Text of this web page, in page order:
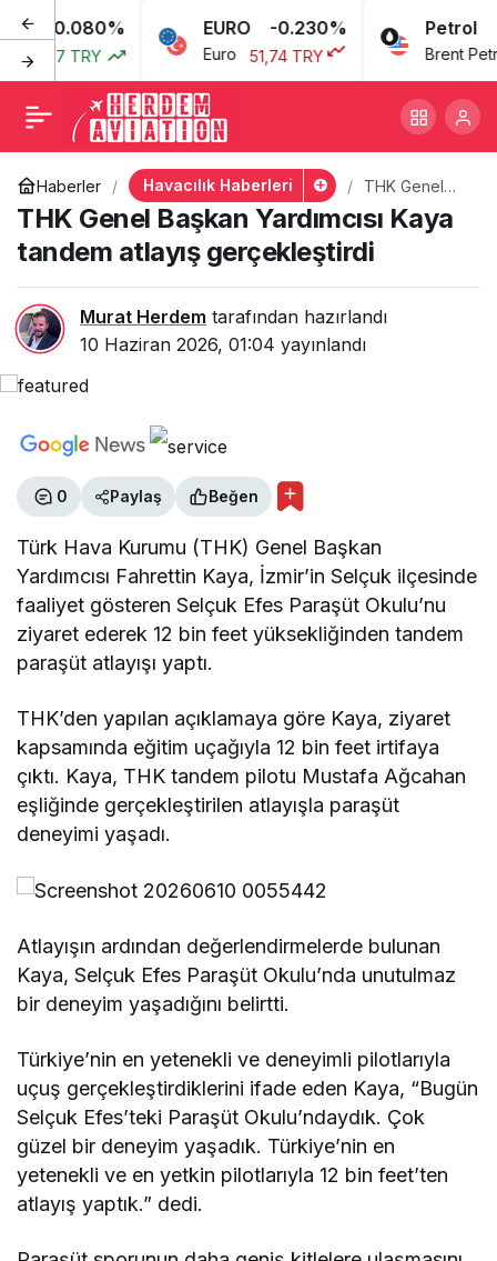
0.080%
TRY
EURO -0.230%
Euro 51,74 TRY
Petrol
Brent Petrol
Haberler Havacılık Haberleri
THK Genel
Başkan
Yardımcısı
Kaya tandem
atlayış
THK Genel Başkan Yardımcısı Kaya
tandem atlayış gerçekleştirdi
Murat Herdem tarafından hazırlandı
10 Haziran 2026, 01:04 yayınlandı
0 Paylaş Beğen
Türk Hava Kurumu (THK) Genel Başkan
Yardımcısı Fahrettin Kaya, İzmir’in Selçuk ilçesinde
faaliyet gösteren Selçuk Efes Paraşüt Okulu’nu
ziyaret ederek 12 bin feet yüksekliğinden tandem
paraşüt atlayışı yaptı.
THK’den yapılan açıklamaya göre Kaya, ziyaret
kapsamında eğitim uçağıyla 12 bin feet irtifaya
çıktı. Kaya, THK tandem pilotu Mustafa Ağcahan
eşliğinde gerçekleştirilen atlayışla paraşüt
deneyimi yaşadı.
Atlayışın ardından değerlendirmelerde bulunan
Kaya, Selçuk Efes Paraşüt Okulu’nda unutulmaz
bir deneyim yaşadığını belirtti.
Türkiye’nin en yetenekli ve deneyimli pilotlarıyla
uçuş gerçekleştirdiklerini ifade eden Kaya, “Bugün
Selçuk Efes’teki Paraşüt Okulu’ndaydık. Çok
güzel bir deneyim yaşadık. Türkiye’nin en
yetenekli ve en yetkin pilotlarıyla 12 bin feet’ten
atlayış yaptık.” dedi.
THK Genel Başkan
Yardımcısı Kaya tandem
atlayış gerçekleştirdi
+ - 0